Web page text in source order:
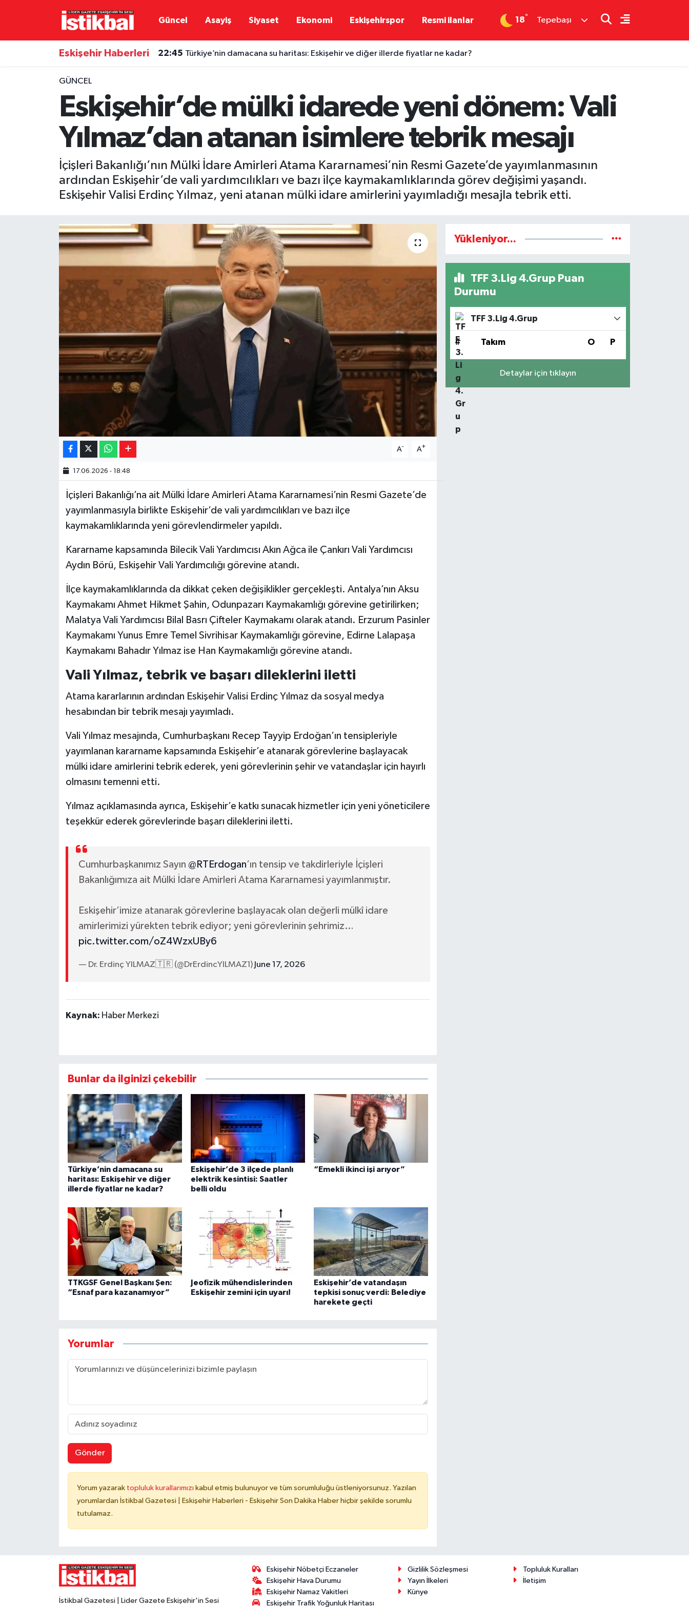
Güncel Asayiş Siyaset Ekonomi Eskişehirspor Resmi ilanlar 18° Tepebaşı
Eskişehir Haberleri 22:45 Türkiye’nin damacana su haritası: Eskişehir ve diğer illerde fiyatlar ne kadar?
GÜNCEL
Eskişehir’de mülki idarede yeni dönem: Vali
Yılmaz’dan atanan isimlere tebrik mesajı
İçişleri Bakanlığı’nın Mülki İdare Amirleri Atama Kararnamesi’nin Resmi Gazete’de yayımlanmasının
ardından Eskişehir’de vali yardımcılıkları ve bazı ilçe kaymakamlıklarında görev değişimi yaşandı.
Eskişehir Valisi Erdinç Yılmaz, yeni atanan mülki idare amirlerini yayımladığı mesajla tebrik etti.
A- A+
17.06.2026 - 18:48
İçişleri Bakanlığı’na ait Mülki İdare Amirleri Atama Kararnamesi’nin Resmi Gazete’de
yayımlanmasıyla birlikte Eskişehir’de vali yardımcılıkları ve bazı ilçe
kaymakamlıklarında yeni görevlendirmeler yapıldı.
Kararname kapsamında Bilecik Vali Yardımcısı Akın Ağca ile Çankırı Vali Yardımcısı
Aydın Börü, Eskişehir Vali Yardımcılığı görevine atandı.
İlçe kaymakamlıklarında da dikkat çeken değişiklikler gerçekleşti. Antalya’nın Aksu
Kaymakamı Ahmet Hikmet Şahin, Odunpazarı Kaymakamlığı görevine getirilirken;
Malatya Vali Yardımcısı Bilal Basrı Çifteler Kaymakamı olarak atandı. Erzurum Pasinler
Kaymakamı Yunus Emre Temel Sivrihisar Kaymakamlığı görevine, Edirne Lalapaşa
Kaymakamı Bahadır Yılmaz ise Han Kaymakamlığı görevine atandı.
Vali Yılmaz, tebrik ve başarı dileklerini iletti
Atama kararlarının ardından Eskişehir Valisi Erdinç Yılmaz da sosyal medya
hesabından bir tebrik mesajı yayımladı.
Vali Yılmaz mesajında, Cumhurbaşkanı Recep Tayyip Erdoğan’ın tensipleriyle
yayımlanan kararname kapsamında Eskişehir’e atanarak görevlerine başlayacak
mülki idare amirlerini tebrik ederek, yeni görevlerinin şehir ve vatandaşlar için hayırlı
olmasını temenni etti.
Yılmaz açıklamasında ayrıca, Eskişehir’e katkı sunacak hizmetler için yeni yöneticilere
teşekkür ederek görevlerinde başarı dileklerini iletti.
Cumhurbaşkanımız Sayın @RTErdogan’ın tensip ve takdirleriyle İçişleri
Bakanlığımıza ait Mülki İdare Amirleri Atama Kararnamesi yayımlanmıştır.
Eskişehir’imize atanarak görevlerine başlayacak olan değerli mülkî idare
amirlerimizi yürekten tebrik ediyor; yeni görevlerinin şehrimiz…
pic.twitter.com/oZ4WzxUBy6
— Dr. Erdinç YILMAZ🇹🇷 (@DrErdincYILMAZ1) June 17, 2026
Kaynak: Haber Merkezi
Bunlar da ilginizi çekebilir
Türkiye’nin damacana su
haritası: Eskişehir ve diğer
illerde fiyatlar ne kadar?
Eskişehir’de 3 ilçede planlı
elektrik kesintisi: Saatler
belli oldu
“Emekli ikinci işi arıyor”
TTKGSF Genel Başkanı Şen:
“Esnaf para kazanamıyor”
Jeofizik mühendislerinden
Eskişehir zemini için uyarı!
Eskişehir’de vatandaşın
tepkisi sonuç verdi: Belediye
harekete geçti
Yorumlar
Gönder
Yorum yazarak topluluk kurallarımızı kabul etmiş bulunuyor ve tüm sorumluluğu üstleniyorsunuz. Yazılan
yorumlardan İstikbal Gazetesi | Eskişehir Haberleri - Eskişehir Son Dakika Haber hiçbir şekilde sorumlu
tutulamaz.
Yükleniyor...
TFF 3.Lig 4.Grup Puan
Durumu
TFF 3.Lig 4.Grup
# Takım O P
Detaylar için tıklayın
İstikbal Gazetesi | Lider Gazete Eskişehir'in Sesi
Eskişehir Nöbetçi Eczaneler
Eskişehir Hava Durumu
Eskişehir Namaz Vakitleri
Eskişehir Trafik Yoğunluk Haritası
Gizlilik Sözleşmesi
Topluluk Kuralları
Yayın İlkeleri
İletişim
Künye
Eskişehirspor
Ekonomi
Eskişehir Nöbetçi Eczaneler
Eskişehir Trafik Yoğunluk Haritası
TFF 3.Lig 4.Grup Puan Durumu ve Fikstür
Tüm Manşetler
Son Dakika Haberleri